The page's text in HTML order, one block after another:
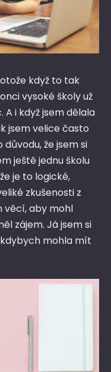
když to tak
vysoké školy už
i když jsem dělala
jsem velice často
že jsem si
ještě jednu školu
je to logické,
zkušenosti z
věcí, aby mohl
zájem. Já jsem si
mohla mít